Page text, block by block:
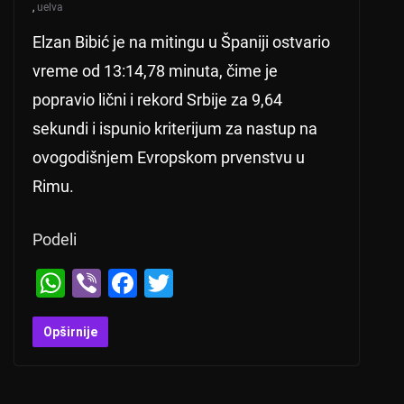
, uelva
Elzan Bibić je na mitingu u Španiji ostvario
vreme od 13:14,78 minuta, čime je
popravio lični i rekord Srbije za 9,64
sekundi i ispunio kriterijum za nastup na
ovogodišnjem Evropskom prvenstvu u
Rimu.
Podeli
W
h
at
Vi
b
er
F
Opširnije